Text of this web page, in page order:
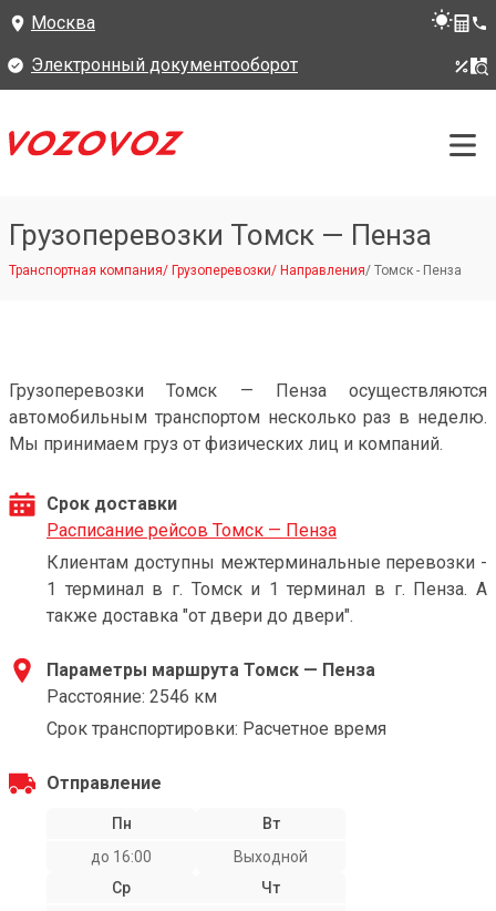
Москва
Электронный документооборот
Грузоперевозки Томск — Пенза
Транспортная компания/ Грузоперевозки/ Направления/ Томск - Пенза
Грузоперевозки Томск — Пенза осуществляются
автомобильным транспортом несколько раз в неделю.
Мы принимаем груз от физических лиц и компаний.
Срок доставки
Расписание рейсов Томск — Пенза
Клиентам доступны межтерминальные перевозки -
1 терминал в г. Томск и 1 терминал в г. Пенза. А
также доставка "от двери до двери".
Параметры маршрута Томск — Пенза
Расстояние: 2546 км
Срок транспортировки: Расчетное время
Отправление
Пн
до 16:00
Вт
Выходной
Ср
Чт